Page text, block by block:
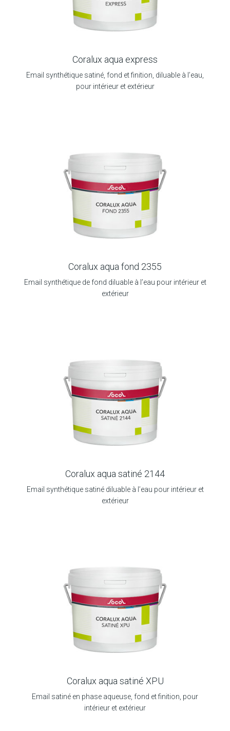
Coralux aqua express
Email synthétique satiné, fond et finition, diluable à l’eau,
pour intérieur et extérieur
Coralux aqua fond 2355
Email synthétique de fond diluable à l’eau pour intérieur et
extérieur
Coralux aqua satiné 2144
Email synthétique satiné diluable à l’eau pour intérieur et
extérieur
Coralux aqua satiné XPU
Email satiné en phase aqueuse, fond et finition, pour
intérieur et extérieur